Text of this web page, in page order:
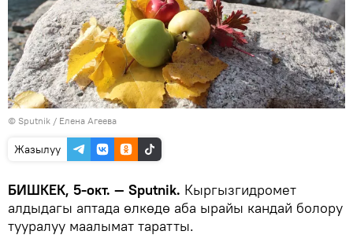
© Sputnik / Елена Агеева
Жазылуу
БИШКЕК, 5-окт. — Sputnik. Кыргызгидромет
алдыдагы аптада өлкөдө аба ырайы кандай болору
тууралуу маалымат таратты.